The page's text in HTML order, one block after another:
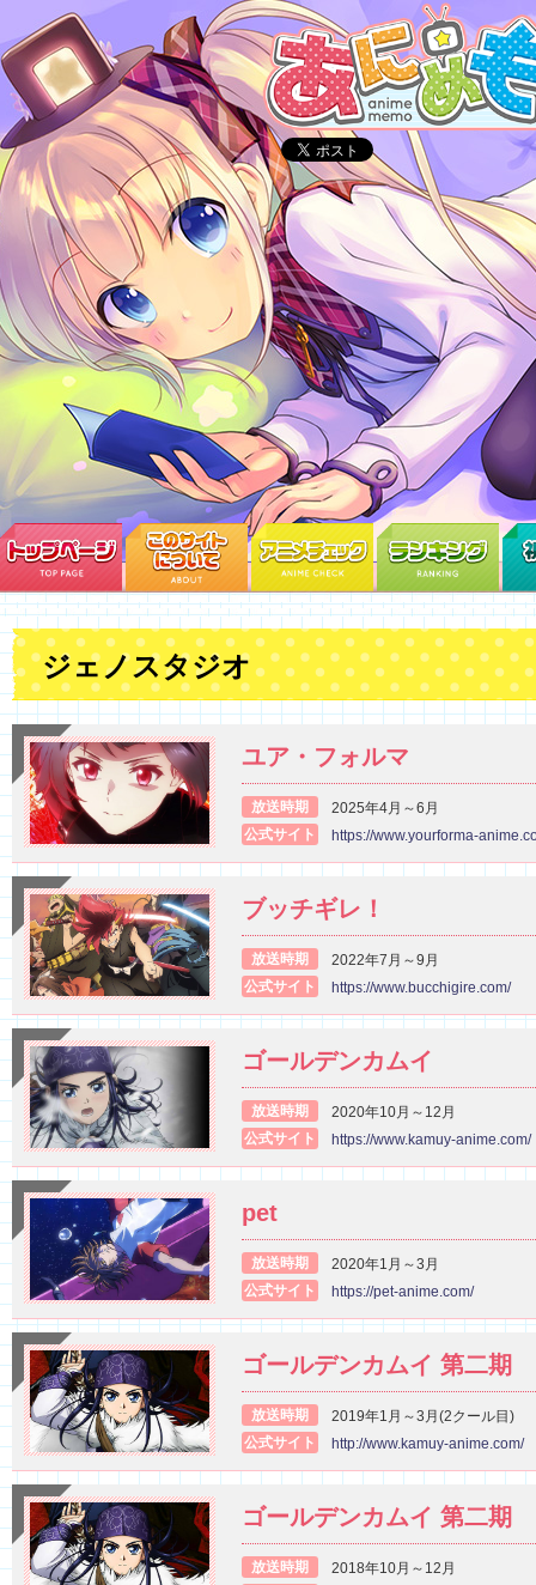
ジェノスタジオ
ユア・フォルマ
放送時期
2025年4月～6月
公式サイト
https://www.yourforma-
ブッチギレ！
放送時期
2022年7月～9月
公式サイト
https://www.bucchigire.com/
ゴールデンカムイ
放送時期
2020年10月～12月
公式サイト
https://www.kamuy-anime.com/
pet
放送時期
2020年1月～3月
公式サイト
https://pet-anime.com/
ゴールデンカムイ 第二期
放送時期
2019年1月～3月(2クール目)
公式サイト
http://www.kamuy-anime.com/
ゴールデンカムイ 第二期
放送時期
2018年10月～12月